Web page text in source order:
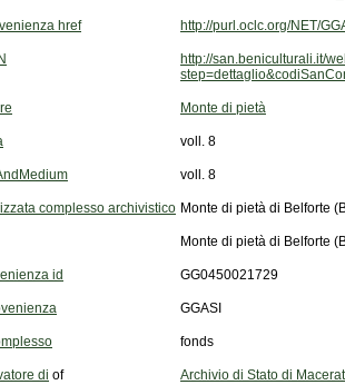
href http://purl.oclc.org/NET/
Monte di pietà
voll. 8
voll. 8
complesso archivistico Monte di pietà di Belforte
Monte di pietà di Belforte
id GG0450021729
GGASI
fonds
di of Archivio di Stato di